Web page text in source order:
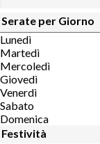
Serate per Giorno
Lunedì
Martedì
Mercoledì
Giovedì
Venerdì
Sabato
Domenica
Festività